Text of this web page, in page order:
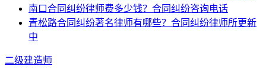
南口合同纠纷律师费多少钱？合同纠纷咨询电话
青松路合同纠纷著名律师有哪些？合同纠纷律师所更新
中
二级建造师